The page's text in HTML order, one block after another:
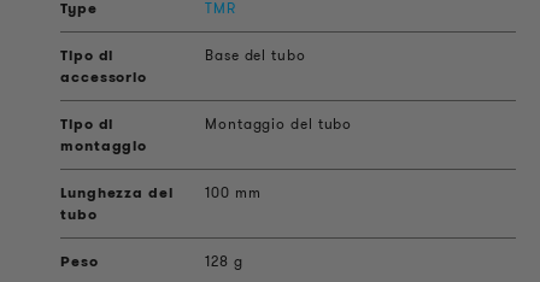
TMR
Base del tubo
Montaggio del tubo
100 mm
128 g